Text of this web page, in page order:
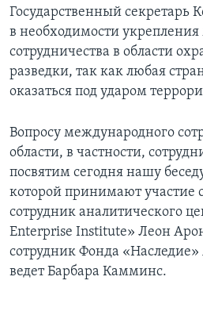
СОЦИАЛЬНЫЕ СЕТИ
Государственный секретарь
в необходимости
сотрудничества в области
разведки, так как любая
оказаться под ударом
Вопросу международного
области, в частности,
посвятим сегодня нашу
которой принимают
сотрудник аналитического
Enterprise Institute» Леон
сотрудник Фонда
ведет Барбара Камминс.